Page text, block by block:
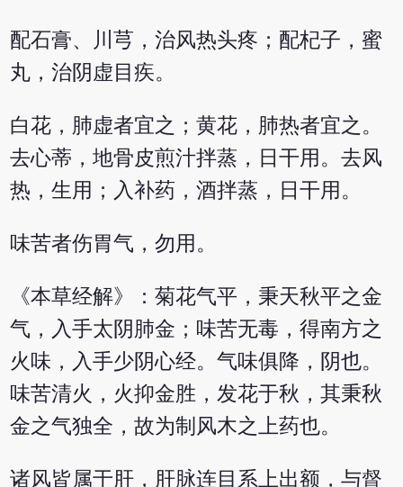
配石膏、川芎，治风热头疼；配杞子，蜜
丸，治阴虚目疾。
白花，肺虚者宜之；黄花，肺热者宜之。
去心蒂，地骨皮煎汁拌蒸，日干用。去风
热，生用；入补药，酒拌蒸，日干用。
味苦者伤胃气，勿用。
《本草经解》：菊花气平，秉天秋平之金
气，入手太阴肺金；味苦无毒，得南方之
火味，入手少阴心经。气味俱降，阴也。
味苦清火，火抑金胜，发花于秋，其秉秋
金之气独全，故为制风木之上药也。
诸风皆属于肝，肝脉连目系上出额，与督